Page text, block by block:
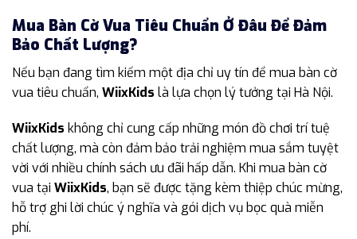
Mua Bàn Cờ Vua Tiêu Chuẩn Ở Đâu Để Đảm
Bảo Chất Lượng?
Nếu bạn đang tìm kiếm một địa chỉ uy tín để mua bàn cờ
vua tiêu chuẩn, WiixKids là lựa chọn lý tưởng tại Hà Nội.
WiixKids không chỉ cung cấp những món đồ chơi trí tuệ
chất lượng, mà còn đảm bảo trải nghiệm mua sắm tuyệt
vời với nhiều chính sách ưu đãi hấp dẫn. Khi mua bàn cờ
vua tại WiixKids, bạn sẽ được tặng kèm thiệp chúc mừng,
hỗ trợ ghi lời chúc ý nghĩa và gói dịch vụ bọc quà miễn
phí.